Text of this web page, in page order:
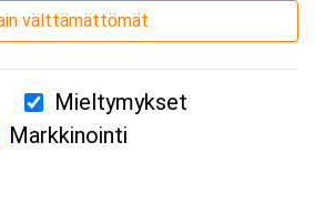
Oy / Valimotie 21 / 00380 Helsinki
välttämättömät
Mieltymykset
Markkinointi